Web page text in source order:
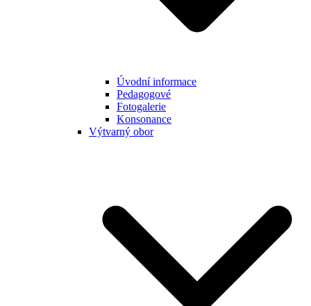
Úvodní informace
Pedagogové
Fotogalerie
Konsonance
Výtvarný obor